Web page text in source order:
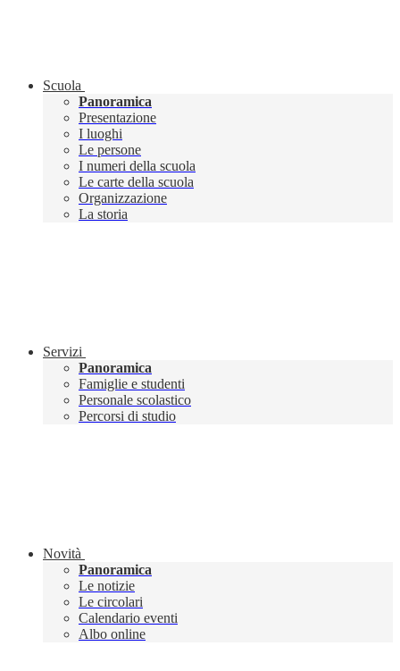
Scuola
Panoramica
Presentazione
I luoghi
Le persone
I numeri della scuola
Le carte della scuola
Organizzazione
La storia
Servizi
Panoramica
Famiglie e studenti
Personale scolastico
Percorsi di studio
Novità
Panoramica
Le notizie
Le circolari
Calendario eventi
Albo online